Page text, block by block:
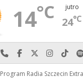
14°C jutro
24°C
Najlepiej po prostu do
Odwiedź nas na
Odwiedź nas
Program Radia Szczecin Extra